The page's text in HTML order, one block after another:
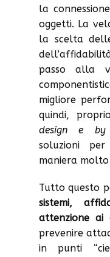
la
oggetti. La
la scelta
passo alla
migliore
quindi,
design e by
soluzioni
maniera
Tutto questo
sistemi,
attenzione ai
prevenire
in punti